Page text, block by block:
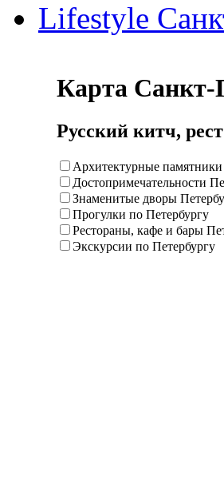
Lifestyle
Карта Санкт-
Русский китч,
Архитектурные памятники
Достопримечательности
Знаменитые дворы
Прогулки по Петербургу
Рестораны, кафе и бары
Экскурсии по Петербургу